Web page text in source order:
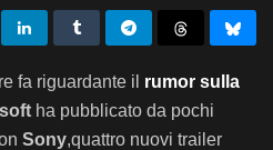
fa riguardante il rumor sulla
ha pubblicato da pochi
Sony,quattro nuovi trailer